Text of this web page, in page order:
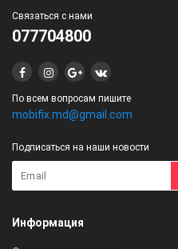
Связаться с нами
077704800
По всем вопросам пишите
mobifix.md@gmail.com
Подписаться на наши новости
Информация